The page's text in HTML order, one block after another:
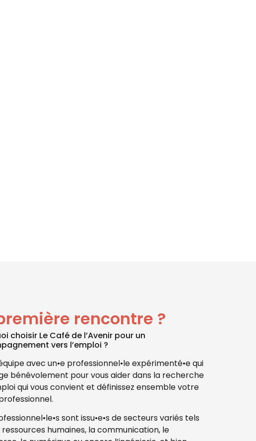
rencontre ?
choisir Le Café de l’Avenir pour un
vers l’emploi ?
avec un•e professionnel•le expérimenté•e qui
bénévolement pour vous aider dans la recherche
qui vous convient et définissez ensemble votre
sont issu•e•s de secteurs variés tels
ressources humaines, la communication, le